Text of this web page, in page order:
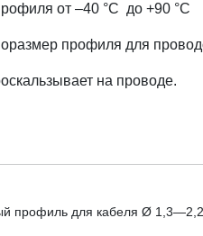
от –40 °С до +90 °С
профиля для
на проводе.
профиль для кабеля Ø